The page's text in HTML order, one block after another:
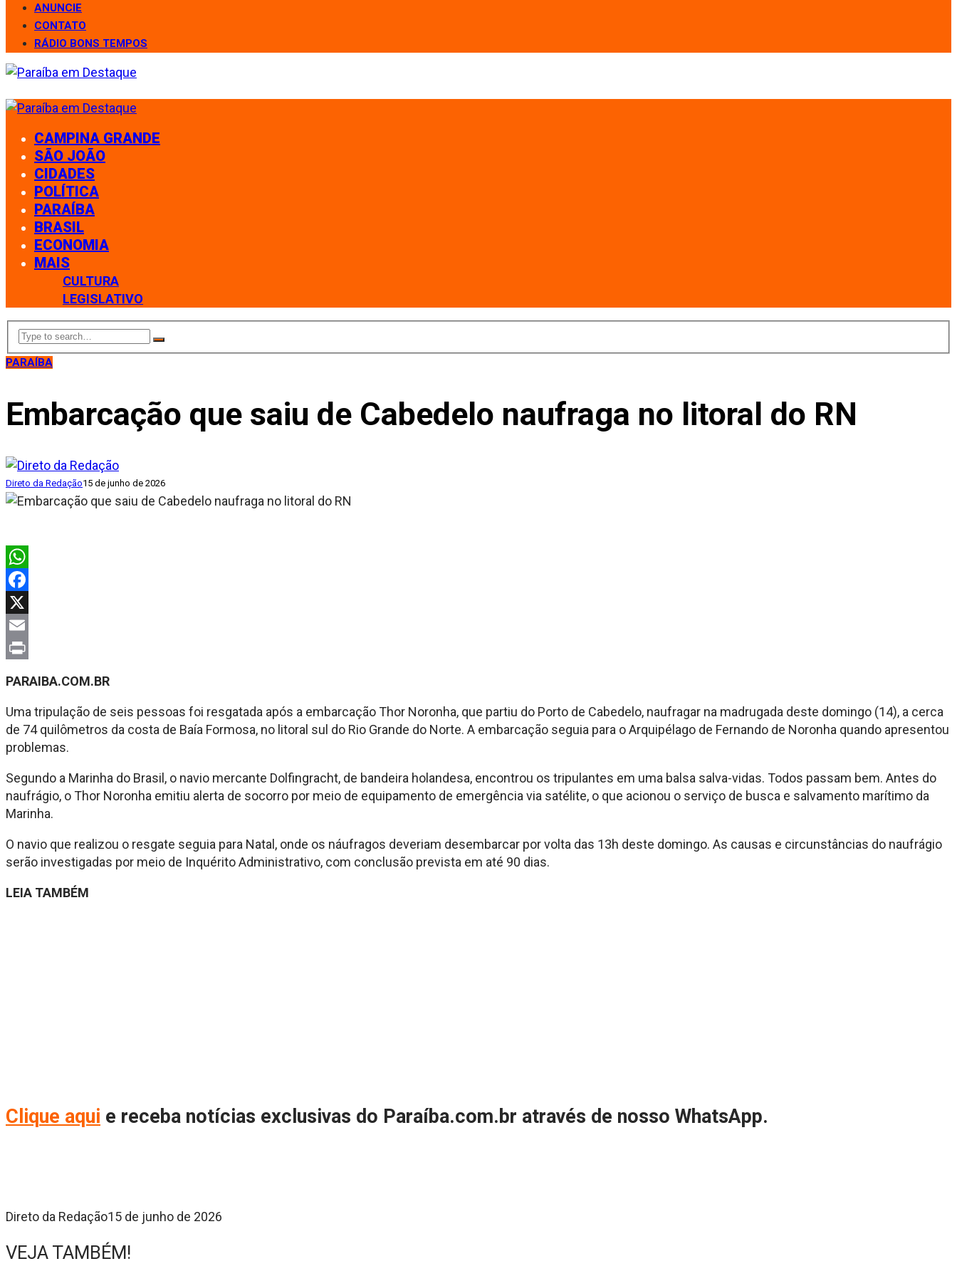
ANUNCIE
CONTATO
RÁDIO BONS TEMPOS
CAMPINA GRANDE
SÃO JOÃO
CIDADES
POLÍTICA
PARAÍBA
BRASIL
ECONOMIA
MAIS
CULTURA
LEGISLATIVO
PARAÍBA
Embarcação que saiu de Cabedelo naufraga no litoral do RN
Direto da Redação15 de junho de 2026
WhatsApp
Facebook
X
Email
PARAIBA.COM.BR
Umatripulação de seis pessoas foi resgatada após a embarcação Thor Noronha, que partiu do Porto de Cabedelo, naufragar na madrugada deste domingo (14), a cerca
de 74 quilômetros da costa de Baía Formosa, no litoral sul do Rio Grande do Norte. A embarcação seguia para o Arquipélago de Fernando de Noronha quando apresentou
problemas.
Segundo a Marinha do Brasil, o navio mercante Dolfingracht, de bandeira holandesa, encontrou os tripulantes em uma balsa salva-vidas. Todos passam bem. Antes do
naufrágio, oThor Noronha emitiu alerta de socorro por meio de equipamento de emergênciavia satélite, o que acionou o serviço de busca e salvamento marítimo da
Marinha.
O navio que realizou o resgate seguia para Natal, onde os náufragos deveriam desembarcar porvolta das 13h deste domingo. As causas e circunstâncias do naufrágio
serão investigadas por meio de InquéritoAdministrativo, com conclusão prevista em até 90 dias.
LEIA TAMBÉM
Clique aqui e receba notícias exclusivas do Paraíba.com.br através de nosso WhatsApp.
Direto da Redação15 de junho de 2026
VEJA TAMBÉM!